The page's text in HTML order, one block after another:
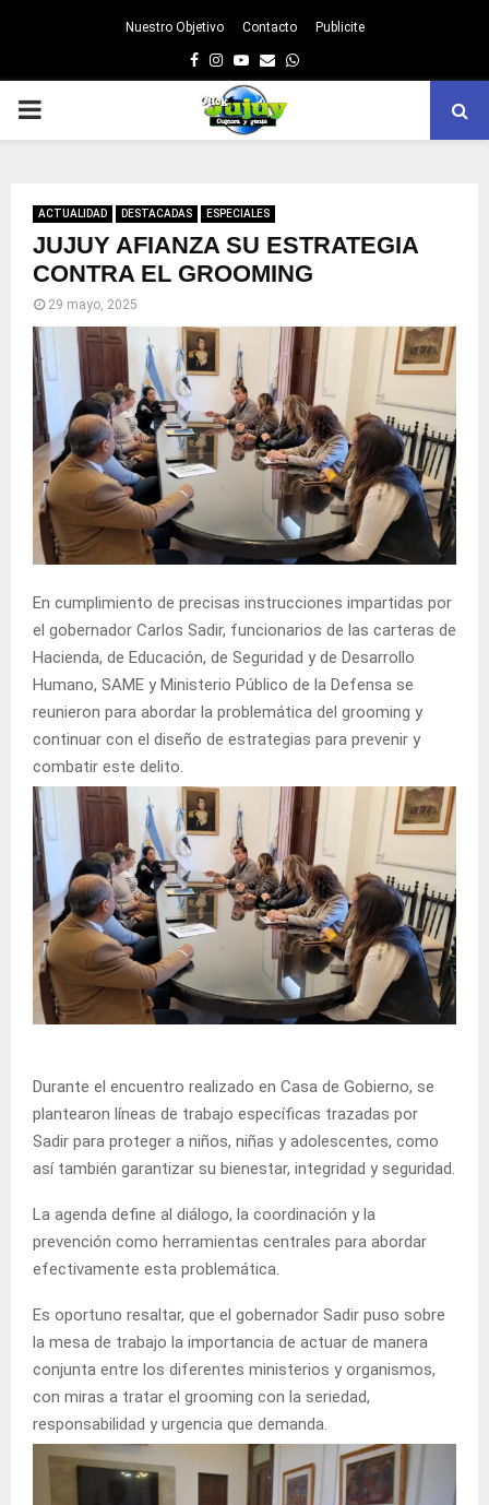
Nuestro Objetivo Contacto Publicite
Facebook
Instagram
Youtube
EmailWhatsapp
PRIMARY
ACTUALIDAD DESTACADAS ESPECIALES
JUJUY AFIANZA SU ESTRATEGIA
CONTRA EL GROOMING
29 mayo, 2025
En cumplimiento de precisas instrucciones impartidas por
el gobernador Carlos Sadir, funcionarios de las carteras de
Hacienda, de Educación, de Seguridad y de Desarrollo
Humano, SAME y Ministerio Público de la Defensa se
reunieron para abordar la problemática del grooming y
continuar con el diseño de estrategias para prevenir y
combatir este delito.
Durante el encuentro realizado en Casa de Gobierno, se
plantearon líneas de trabajo específicas trazadas por
Sadir para proteger a niños, niñas y adolescentes, como
así también garantizar su bienestar, integridad y seguridad.
La agenda define al diálogo, la coordinación y la
prevención como herramientas centrales para abordar
efectivamente esta problemática.
Es oportuno resaltar, que el gobernador Sadir puso sobre
la mesa de trabajo la importancia de actuar de manera
conjunta entre los diferentes ministerios y organismos,
con miras a tratar el grooming con la seriedad,
responsabilidad y urgencia que demanda.